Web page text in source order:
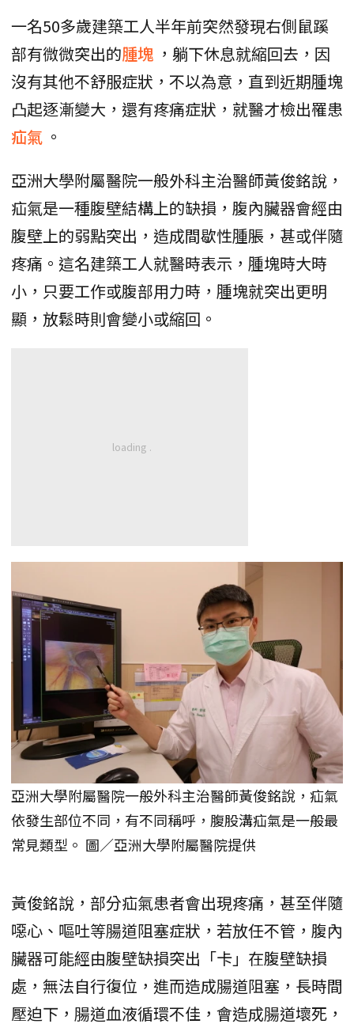
一名50多歲建築工人半年前突然發現右側鼠蹊
部有微微突出的腫塊 ，躺下休息就縮回去，因
沒有其他不舒服症狀，不以為意，直到近期腫塊
凸起逐漸變大，還有疼痛症狀，就醫才檢出罹患
疝氣 。
亞洲大學附屬醫院一般外科主治醫師黃俊銘說，
疝氣是一種腹壁結構上的缺損，腹內臟器會經由
腹壁上的弱點突出，造成間歇性腫脹，甚或伴隨
疼痛。這名建築工人就醫時表示，腫塊時大時
小，只要工作或腹部用力時，腫塊就突出更明
顯，放鬆時則會變小或縮回。
亞洲大學附屬醫院一般外科主治醫師黃俊銘說，疝氣
依發生部位不同，有不同稱呼，腹股溝疝氣是一般最
常見類型。 圖／亞洲大學附屬醫院提供
黃俊銘說，部分疝氣患者會出現疼痛，甚至伴隨
噁心、嘔吐等腸道阻塞症狀，若放任不管，腹內
臟器可能經由腹壁缺損突出「卡」在腹壁缺損
處，無法自行復位，進而造成腸道阻塞，長時間
壓迫下，腸道血液循環不佳，會造成腸道壞死，